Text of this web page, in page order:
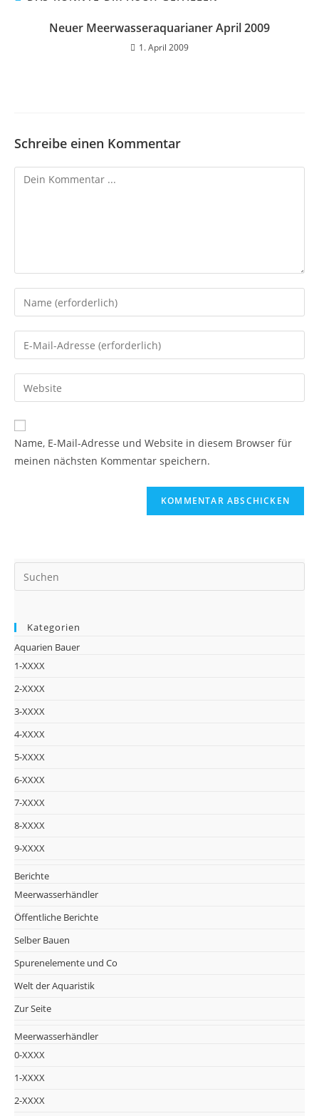
Neuer Meerwasseraquarianer April 2009
1. April 2009
Schreibe einen Kommentar
Kommentieren
Gib
deinen
Namen
oder
zum
Kommentieren
ein
Gib
deine
E-
Mail-
zum
Kommentieren
ein
Gib
deine
Website-
URL
Name, E-Mail-Adresse und Website in diesem Browser für
meinen nächsten Kommentar speichern.
Kategorien
Aquarien Bauer
1-XXXX
2-XXXX
3-XXXX
4-XXXX
5-XXXX
6-XXXX
7-XXXX
8-XXXX
9-XXXX
Berichte
Meerwasserhändler
Öffentliche Berichte
Selber Bauen
Spurenelemente und Co
Welt der Aquaristik
Zur Seite
Meerwasserhändler
0-XXXX
1-XXXX
2-XXXX